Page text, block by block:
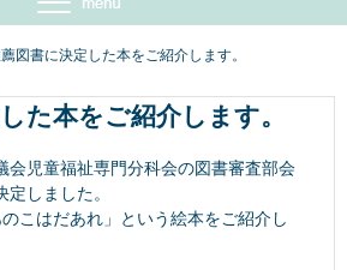
図書に決定した本をご紹介します。
た本をご紹介します。
会児童福祉専門分科会の図書審査部会
しました。
こはだあれ」という絵本をご紹介し